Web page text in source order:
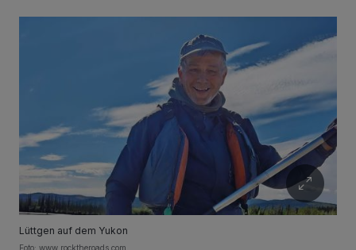
Lüttgen auf dem Yukon
Foto: www.rocktheroads.com